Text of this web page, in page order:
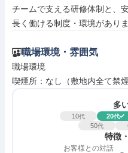
チームで支える研修体制と、
長く働ける制度・環境がありま
職場環境・雰囲気
職場環境
喫煙所：なし（敷地内全て禁煙
多
10代 20代
50代
特徴
お客様との対話